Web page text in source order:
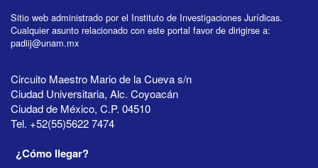
Sitio web administrado por el Instituto de Investigaciones Jurídicas.
Cualquier asunto relacionado con este portal favor de dirigirse a:
padiij@unam.mx
Circuito Maestro Mario de la Cueva s/n
Ciudad Universitaria, Alc. Coyoacán
Ciudad de México, C.P. 04510
Tel. +52(55)5622 7474
¿Cómo llegar?